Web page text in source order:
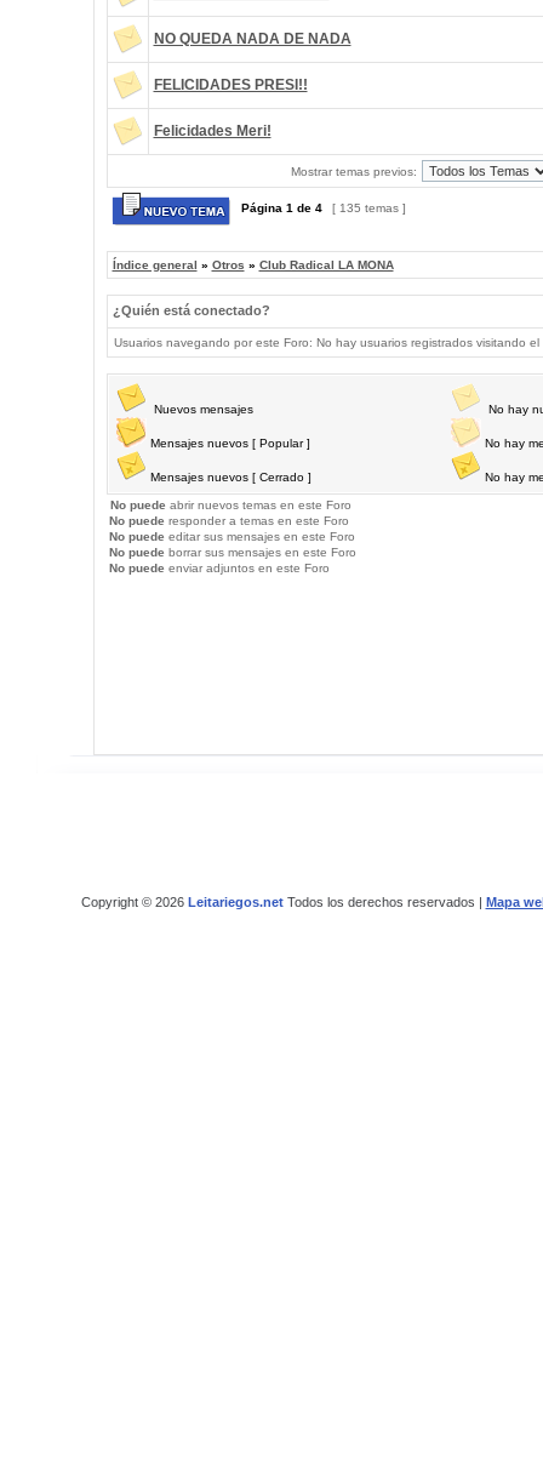
NO QUEDA NADA DE NADA
FELICIDADES PRESI!!
Felicidades Meri!
Mostrar temas previos:
Página 1 de 4 [ 135 temas ]
Índice general » Otros » Club Radical LA MONA
¿Quién está conectado?
Usuarios navegando por este Foro: No hay usuarios registrados visitando
Nuevos mensajes
Mensajes nuevos [ Popular ]
Mensajes nuevos [ Cerrado ]
No hay
No hay
No hay
No puede abrir nuevos temas en este Foro
No puede responder a temas en este Foro
No puede editar sus mensajes en este Foro
No puede borrar sus mensajes en este Foro
No puede enviar adjuntos en este Foro
Copyright © 2026 Leitariegos.netTodos los derechos reservados | Mapa